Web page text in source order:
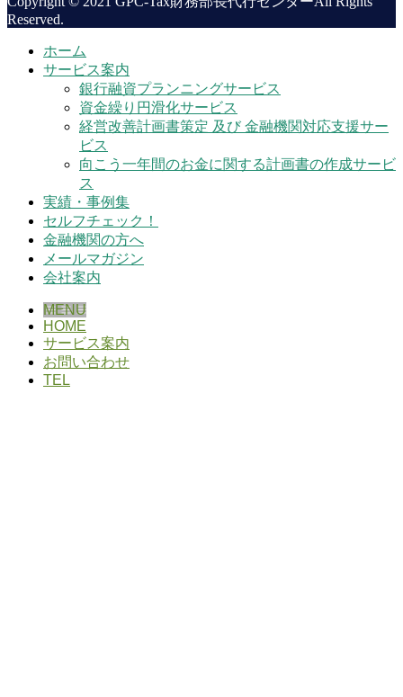
Reserved.
ホーム
サービス案内
銀行融資プランニングサービス
資金繰り円滑化サービス
経営改善計画書策定 及び 金融機関対応支援サー
ビス
向こう一年間のお金に関する計画書の作成サービ
ス
実績・事例集
セルフチェック！
金融機関の方へ
メールマガジン
会社案内
MENU
HOME
サービス案内
お問い合わせ
TEL